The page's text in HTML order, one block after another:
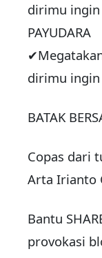
dirimu ingin
PAYUDARA
dirimu ingin
BATAK
Copas dari
Arta Irianto
Bantu
provokasi